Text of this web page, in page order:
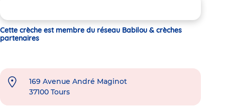
Cette crèche est membre du réseau Babilou & crèches
partenaires
169 Avenue André Maginot
37100 Tours